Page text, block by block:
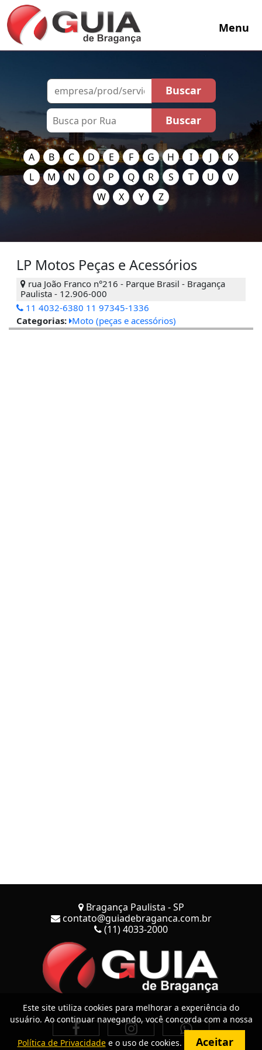
Menu
A B C D E F G H I J
K
L
M N O P Q R S T U
V
W
X Y Z
LP Motos Peças e Acessórios
rua João Franco n°216 - Parque Brasil - Bragança
Paulista - 12.906-000
11 4032-6380 11 97345-1336
Categorias: Moto (peças e acessórios)
Bragança Paulista - SP
contato@guiadebraganca.com.br
(11) 4033-2000
Este site utiliza cookies para melhorar a experiência do
usuário. Ao continuar navegando, você concorda com a nossa
Política de Privacidadee o uso de cookies. Aceitar